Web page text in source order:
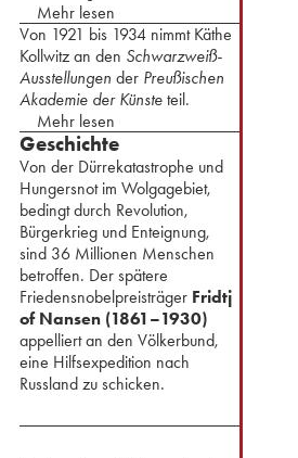
Mehr lesen
Von 1921 bis 1934 nimmt Käthe
Kollwitz an den Schwarzweiß-
Ausstellungen der Preußischen
Akademie der Künsteteil.
Mehr lesen
Geschichte
Von der Dürrekatastrophe und
Hungersnot im Wolgagebiet,
bedingt durch Revolution,
Bürgerkrieg und Enteignung,
sind 36 Millionen Menschen
betroffen. Der spätere
Friedensnobelpreisträger Fridtj
of Nansen (1861–1930)
appelliert an den Völkerbund,
eine Hilfsexpedition nach
Russland zu schicken.⁢